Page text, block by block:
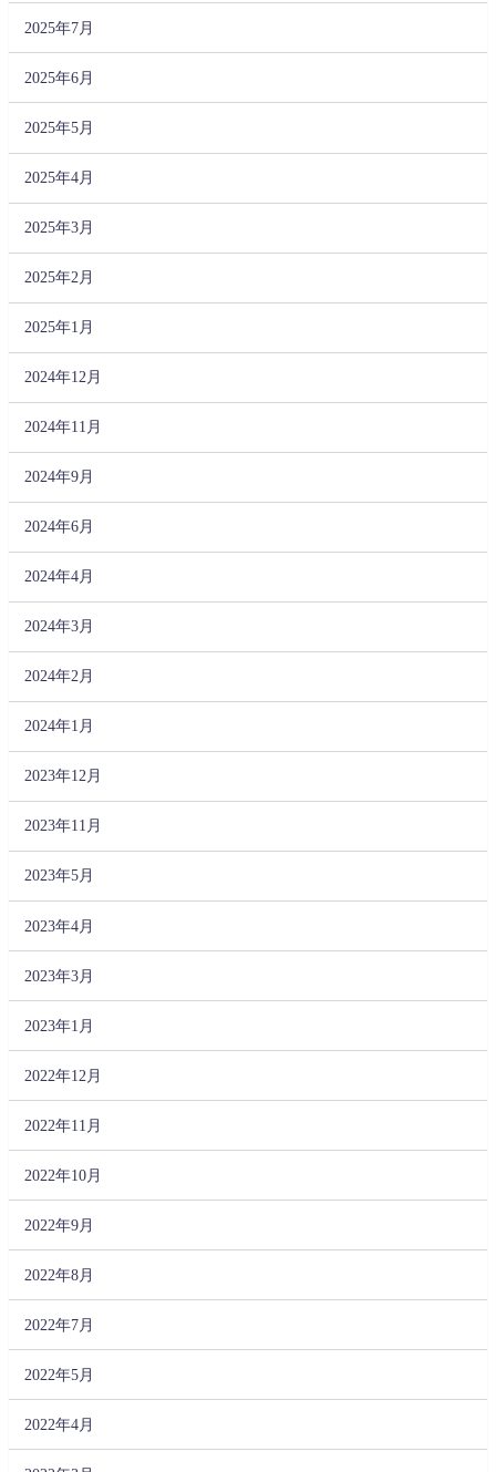
2025年7月
2025年6月
2025年5月
2025年4月
2025年3月
2025年2月
2025年1月
2024年12月
2024年11月
2024年9月
2024年6月
2024年4月
2024年3月
2024年2月
2024年1月
2023年12月
2023年11月
2023年5月
2023年4月
2023年3月
2023年1月
2022年12月
2022年11月
2022年10月
2022年9月
2022年8月
2022年7月
2022年5月
2022年4月